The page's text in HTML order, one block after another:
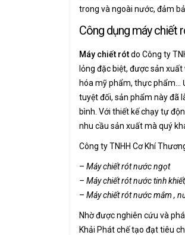
trong và ngoài nước, đảm
Công dụng máy chiết
Máy chiết rótdo Công ty
lỏng đặc biệt, được sản
hóa mỹ phẩm, thực phẩm…
tuyệt đối, sản phẩm này đã
bình. Với thiết kế chạy tự
nhu cầu sản xuất mà quý
Công ty TNHH Cơ Khí
– Máy chiết rót nước ngọt
– Máy chiết rót nước tinh
– Máy chiết rót nước mắm ,
Nhờ được nghiên cứu và
Khải Phát chế tạo đạt tiêu